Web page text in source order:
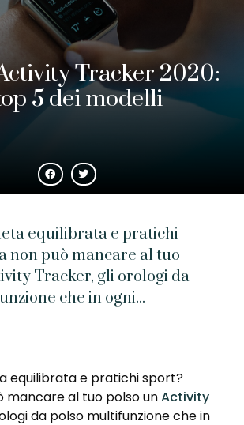
Tracker 2020:
5 dei modelli
equilibrata e pratichi
non può mancare al tuo
Tracker, gli orologi da
che in ogni...
equilibrata e pratichi sport?
mancare al tuo polso unActivity
da polso multifunzione che in